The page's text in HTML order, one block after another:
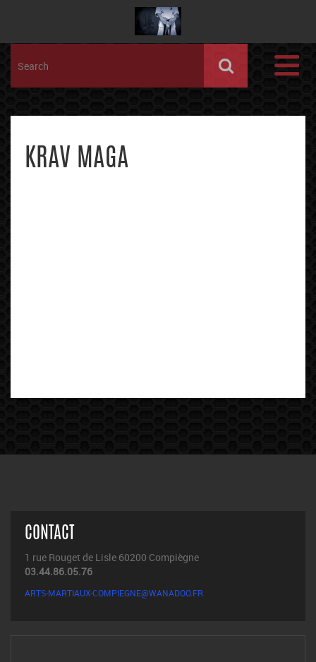
KRAV MAGA
CONTACT
1 rue Rouget de Lisle 60200 Compiègne
03.44.86.05.76
ARTS-MARTIAUX-COMPIEGNE@WANADOO.FR